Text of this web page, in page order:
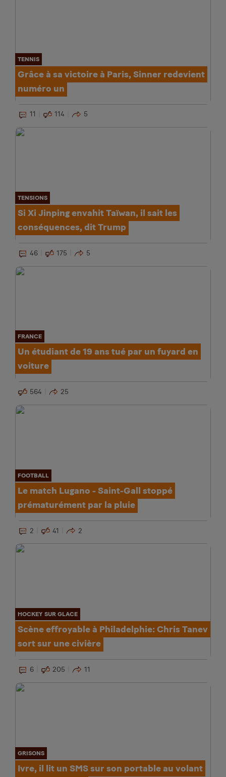
TENNIS
Grâce à sa victoire à Paris, Sinner redevient
numéro un
11 114 5
TENSIONS
Si Xi Jinping envahit Taïwan, il sait les
conséquences, dit Trump
46 175 5
FRANCE
Un étudiant de 19 ans tué par un fuyard en
voiture
564 25
FOOTBALL
Le match Lugano - Saint-Gall stoppé
prématurément par la pluie
2 41 2
HOCKEY SUR GLACE
Scène effroyable à Philadelphie: Chris Tanev
sort sur une civière
6 205 11
GRISONS
Ivre, il lit un SMS sur son portable au volant